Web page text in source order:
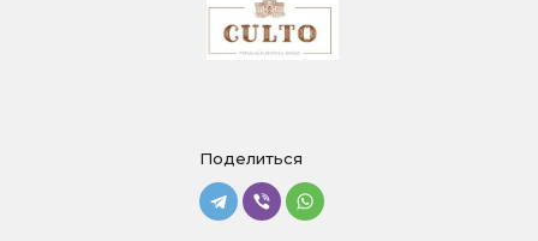
Поделиться